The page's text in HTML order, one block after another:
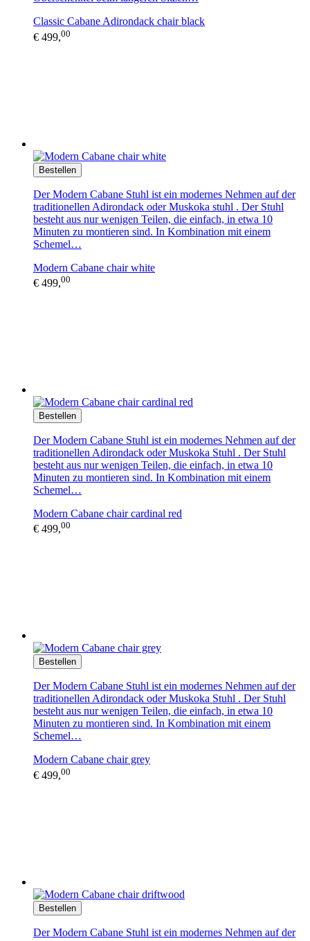
Classic Cabane Adirondack chair black
€ 499,00
Bestellen
Der Modern Cabane Stuhl ist ein modernes Nehmen auf der
traditionellen Adirondack oder Muskoka stuhl . Der Stuhl
besteht aus nur wenigen Teilen, die einfach, in etwa 10
Minuten zu montieren sind. In Kombination mit einem
Schemel…
Modern Cabane chair white
€ 499,00
Bestellen
Der Modern Cabane Stuhl ist ein modernes Nehmen auf der
traditionellen Adirondack oder Muskoka Stuhl . Der Stuhl
besteht aus nur wenigen Teilen, die einfach, in etwa 10
Minuten zu montieren sind. In Kombination mit einem
Schemel…
Modern Cabane chair cardinal red
€ 499,00
Bestellen
Der Modern Cabane Stuhl ist ein modernes Nehmen auf der
traditionellen Adirondack oder Muskoka Stuhl . Der Stuhl
besteht aus nur wenigen Teilen, die einfach, in etwa 10
Minuten zu montieren sind. In Kombination mit einem
Schemel…
Modern Cabane chair grey
€ 499,00
Bestellen
Der Modern Cabane Stuhl ist ein modernes Nehmen auf der